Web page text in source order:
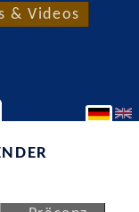
& Videos